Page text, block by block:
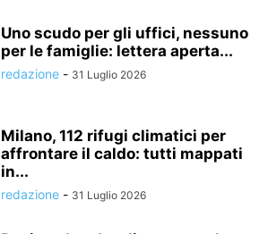
Uno scudo per gli uffici, nessuno
per le famiglie: lettera aperta...
redazione - 31 Luglio 2026
Milano, 112 rifugi climatici per
affrontare il caldo: tutti mappati
in...
redazione - 31 Luglio 2026